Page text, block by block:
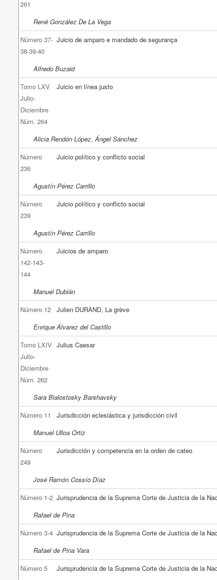
261
René González De La Vega
Número 37-
38-39-40
Juicio de amparo e mandado de segurança
Alfredo Buzaid
Tomo LXV
Julio-
Diciembre
Núm. 264
Juicio en línea justo
Alicia Rendón López, Ángel Sánchez
Número
236
Juicio político y conflicto social
Agustín Pérez Carrillo
Número
239
Juicio político y conflicto social
Agustín Pérez Carrillo
Número
142-143-
144
Juicios de amparo
Manuel Dublán
Número 12
Julien DURAND, La grève
Enrique Álvarez del Castillo
Tomo LXIV
Julio-
Diciembre
Núm. 262
Julius Caesar
Sara Bialostosky Barshavsky
Número 11
Jurisdicción eclesiástica y jurisdicción civil
Manuel Ulloa Ortiz
Número
249
Jurisdicción y competencia en la orden de cateo
José Ramón Cossío Díaz
Número 1-2 Jurisprudencia de la Suprema Corte de Justicia de la
Rafael de Pina
Número 3-4 Jurisprudencia de la Suprema Corte de Justicia de la
Rafael de Pina Vara
Número 5
Jurisprudencia de la Suprema Corte de Justicia de la